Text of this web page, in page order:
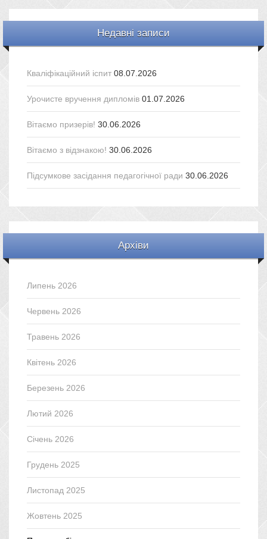
Недавні записи
Кваліфікаційний іспит 08.07.2026
Урочисте вручення дипломів 01.07.2026
Вітаємо призерів! 30.06.2026
Вітаємо з відзнакою! 30.06.2026
Підсумкове засідання педагогічної ради 30.06.2026
Архіви
Липень 2026
Червень 2026
Травень 2026
Квітень 2026
Березень 2026
Лютий 2026
Січень 2026
Грудень 2025
Листопад 2025
Жовтень 2025